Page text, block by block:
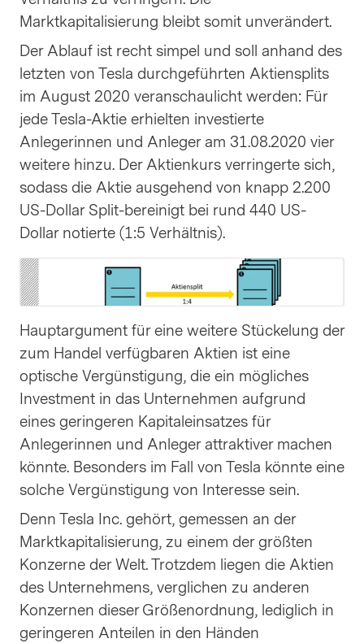
Marktkapitalisierung bleibt somit unverändert.
Der Ablauf ist recht simpel und soll anhand des
letzten von Tesla durchgeführten Aktiensplits
im August 2020 veranschaulicht werden: Für
jede Tesla-Aktie erhielten investierte
Anlegerinnen und Anleger am 31.08.2020 vier
weitere hinzu. Der Aktienkurs verringerte sich,
sodass die Aktie ausgehend von knapp 2.200
US-Dollar Split-bereinigt bei rund 440 US-
Dollar notierte (1:5 Verhältnis).
Hauptargument für eine weitere Stückelung der
zum Handel verfügbaren Aktien ist eine
optische Vergünstigung, die ein mögliches
Investment in das Unternehmen aufgrund
eines geringeren Kapitaleinsatzes für
Anlegerinnen und Anleger attraktiver machen
könnte. Besonders im Fall von Tesla könnte eine
solche Vergünstigung von Interesse sein.
Denn Tesla Inc. gehört, gemessen an der
Marktkapitalisierung, zu einem der größten
Konzerne der Welt. Trotzdem liegen die Aktien
des Unternehmens, verglichen zu anderen
Konzernen dieser Größenordnung, lediglich in
geringeren Anteilen in den Händen